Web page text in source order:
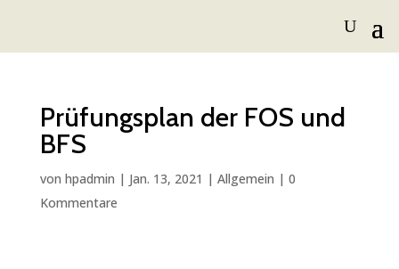
Prüfungsplan der FOS und
BFS
von hpadmin | Jan. 13, 2021 | Allgemein | 0
Kommentare